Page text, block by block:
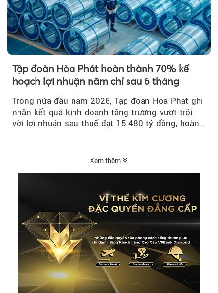
Tập đoàn Hòa Phát hoàn thành 70% kế
hoạch lợi nhuận năm chỉ sau 6 tháng
Trong nửa đầu năm 2026, Tập đoàn Hòa Phát ghi
nhận kết quả kinh doanh tăng trưởng vượt trội
với lợi nhuận sau thuế đạt 15.480 tỷ đồng, hoàn
Xem thêm